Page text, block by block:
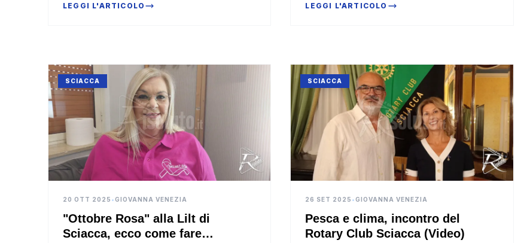
LEGGI L'ARTICOLO LEGGI L'ARTICOLO
SCIACCA
20 OTT 2025 •GIOVANNA VENEZIA
"Ottobre Rosa" alla Lilt di
Sciacca, ecco come fare
SCIACCA
26 SET 2025 •GIOVANNA VENEZIA
Pesca e clima, incontro del
Rotary Club Sciacca (Video)